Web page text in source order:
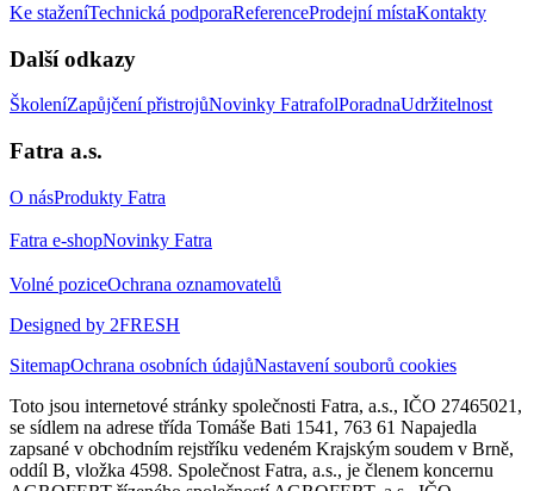
Ke staženíTechnická podporaReferenceProdejní místaKontakty
Další odkazy
ŠkoleníZapůjčení přistrojůNovinky FatrafolPoradnaUdržitelnost
Fatra a.s.
O násProdukty Fatra
Fatra e-shopNovinky Fatra
Volné poziceOchrana oznamovatelů
Designed by 2FRESH
SitemapOchrana osobních údajůNastavení souborů cookies
Toto jsou internetové stránky společnosti Fatra, a.s., IČO 27465021,
se sídlem na adrese třída Tomáše Bati 1541, 763 61 Napajedla
zapsané v obchodním rejstříku vedeném Krajským soudem v Brně,
oddíl B, vložka 4598. Společnost Fatra, a.s., je členem koncernu